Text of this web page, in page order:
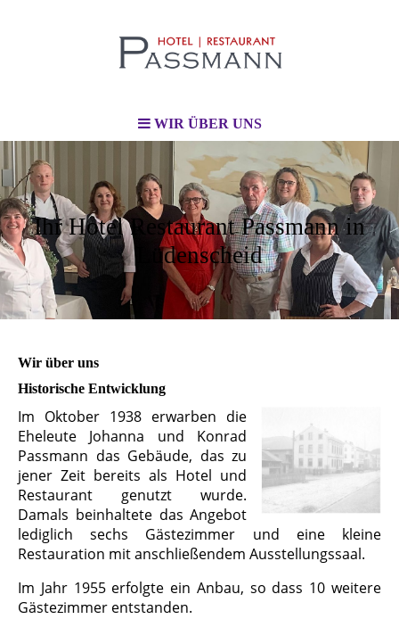
WIR ÜBER UNS
Ihr Hotel Restaurant Passmann in
Lüdenscheid
Wir über uns
Historische Entwicklung
Im Oktober 1938 erwarben die
Eheleute Johanna und Konrad
Passmann das Gebäude, das zu
jener Zeit bereits als Hotel und
Restaurant genutzt wurde.
Damals beinhaltete das Angebot
lediglich sechs Gästezimmer und eine kleine
Restauration mit anschließendem Ausstellungssaal.
Im Jahr 1955 erfolgte ein Anbau, so dass 10 weitere
Gästezimmer entstanden.